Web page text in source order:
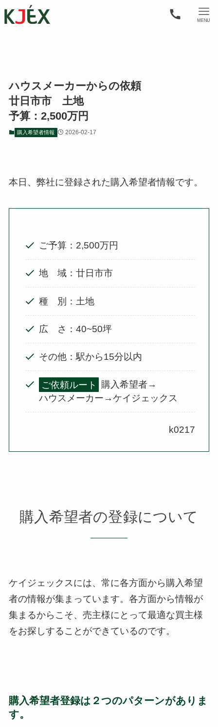
MENU
ハウスメーカーからの依頼
廿日市市 土地
予算：2,500万円
購入希望者情報 2026-02-17
本日、弊社に登録された購入希望者情報です。
ご予算：2,500万円
地 域：廿日市市
種 別：土地
広 さ：40~50坪
その他：駅から15分以内
ご依頼ルート
購入希望者→
ハウスメーカー→ケイジェックス
k0217
購入希望者の登録について
ケイジェックスには、常に各方面から購入希望
者の情報が集まっています。 各方面から情報が
集まるからこそ、売主様にとって最適な買主様
をお探しすることができているのです。
購入希望者登録は２つのパターンがありま
す。